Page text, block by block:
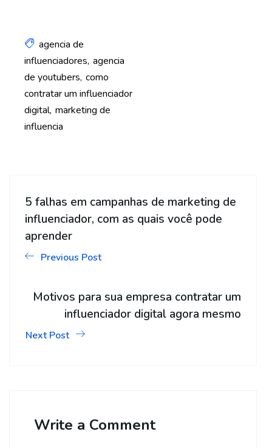
agencia de
influenciadores agencia
de youtubers como
contratar um influenciador
digital marketing de
influencia
5 falhas em campanhas de marketing de
influenciador, com as quais você pode
aprender
Previous Post
Motivos para sua empresa contratar um
influenciador digital agora mesmo
Next Post
Write a Comment